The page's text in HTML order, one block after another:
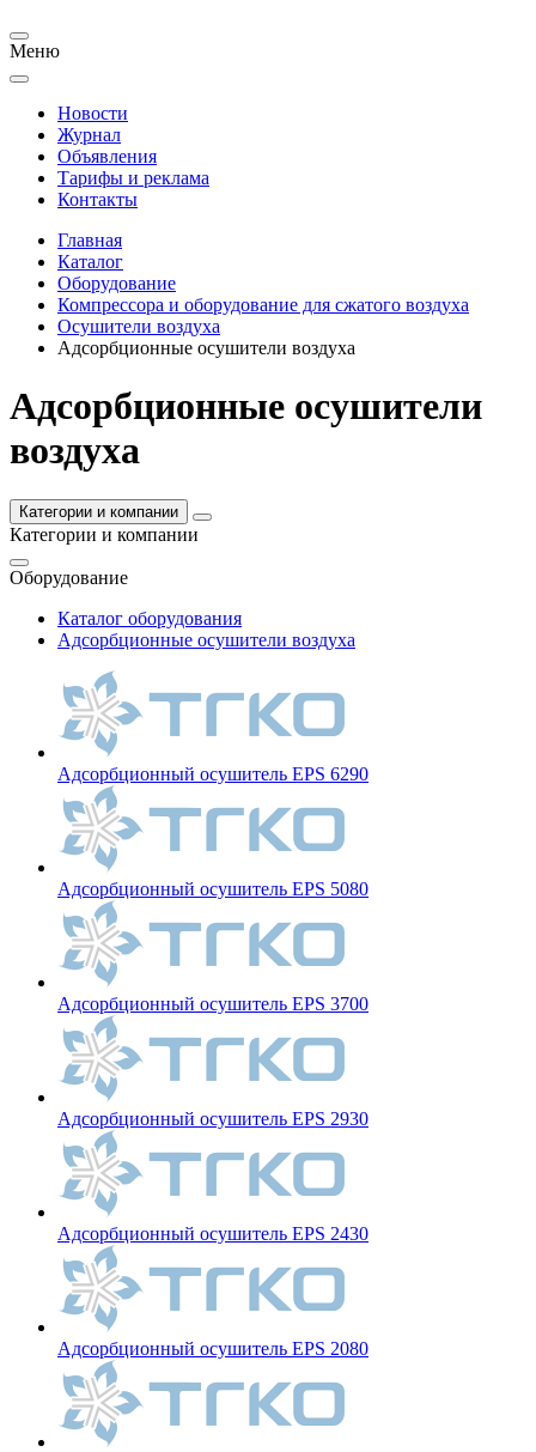
Меню
Новости
Журнал
Объявления
Тарифы и реклама
Контакты
Главная
Каталог
Оборудование
Компрессора и оборудование для сжатого воздуха
Осушители воздуха
Адсорбционные осушители воздуха
Адсорбционные осушители
воздуха
Категории и компании
Категории и компании
Оборудование
Каталог оборудования
Адсорбционные осушители воздуха
Адсорбционный осушитель EPS 6290
Адсорбционный осушитель EPS 5080
Адсорбционный осушитель EPS 3700
Адсорбционный осушитель EPS 2930
Адсорбционный осушитель EPS 2430
Адсорбционный осушитель EPS 2080